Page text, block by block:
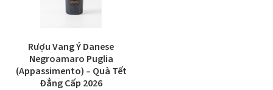
Rượu Vang Ý Danese
Negroamaro Puglia
(Appassimento) – Quà Tết
Đẳng Cấp 2026